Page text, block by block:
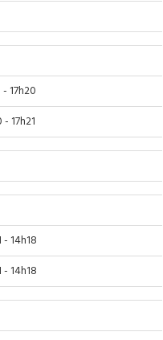
17h20
17h21
14h18
14h18